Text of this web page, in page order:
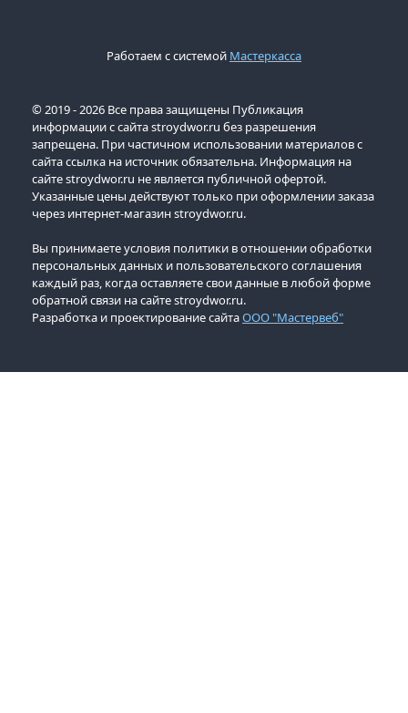
Работаем с системой Мастеркасса
© 2019 - 2026 Все права защищены Публикация
информации с сайта stroydwor.ru без разрешения
запрещена. При частичном использовании материалов с
сайта ссылка на источник обязательна. Информация на
сайте stroydwor.ru не является публичной офертой.
Указанные цены действуют только при оформлении заказа
через интернет-магазин stroydwor.ru.
Вы принимаете условия политики в отношении обработки
персональных данных и пользовательского соглашения
каждый раз, когда оставляете свои данные в любой форме
обратной связи на сайте stroydwor.ru.
Разработка и проектирование сайтаООО "Мастервеб"